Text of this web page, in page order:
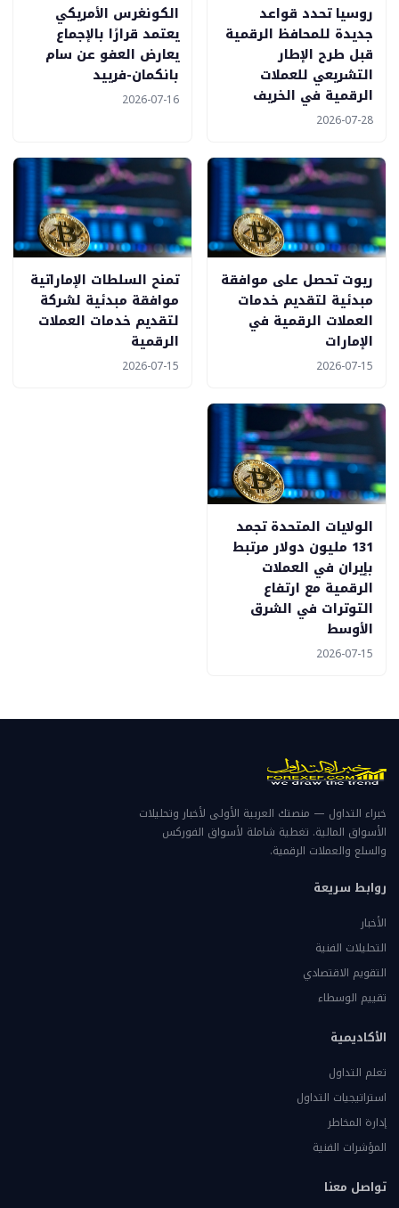
روسيا تحدد قواعد
جديدة للمحافظ الرقمية
قبل طرح الإطار
التشريعي للعملات
الرقمية في الخريف
2026-07-28
الكونغرس الأمريكي
يعتمد قرارًا بالإجماع
يعارض العفو عن سام
بانكمان-فرييد
2026-07-16
ريوت تحصل على موافقة
مبدئية لتقديم خدمات
العملات الرقمية في
الإمارات
2026-07-15
تمنح السلطات الإماراتية
موافقة مبدئية لشركة
لتقديم خدمات العملات
الرقمية
2026-07-15
الولايات المتحدة تجمد
131 مليون دولار مرتبط
بإيران في العملات
الرقمية مع ارتفاع
التوترات في الشرق
الأوسط
2026-07-15
خبراء التداول — منصتك العربية الأولى لأخبار وتحليلات
الأسواق المالية. تغطية شاملة لأسواق الفوركس
والسلع والعملات الرقمية.
روابط سريعة
الأخبار
التحليلات الفنية
التقويم الاقتصادي
تقييم الوسطاء
الأكاديمية
تعلم التداول
استراتيجيات التداول
إدارة المخاطر
المؤشرات الفنية
تواصل معنا